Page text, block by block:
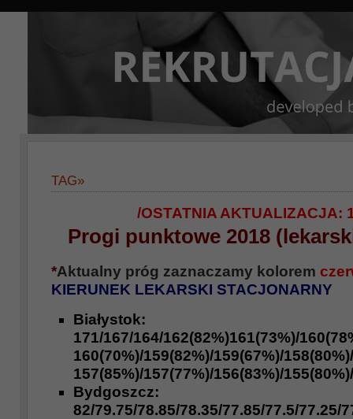
TAG»
/OSTATNIA AKTUALIZACJA:
Progi punktowe 2018
*Aktualny próg zaznaczamy kolorem
KIERUNEK LEKARSKI STACJONARNY
Białystok:
171/167/164/162(82%)161(73%)/
160(70%)/159(82%)/159(67%)/
157(85%)/157(77%)/156(83%)/155(80%)/
Bydgoszcz:
82/79.75/78.85/78.35/77.85/77.5/77.25/